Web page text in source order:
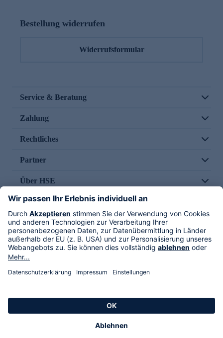
Bestellung widerrufen
Widerrufsformular
Service & Beratung
Zahlung
Rechtliches
Partner
Über HSE
Im TV
HSE International